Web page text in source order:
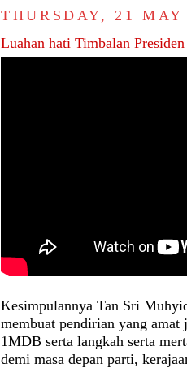
THURSDAY, 21 MAY
Luahan hati Timbalan
Kesimpulannya Tan Sri
membuat pendirian yang amat
1MDB serta langkah serta
demi masa depan parti,